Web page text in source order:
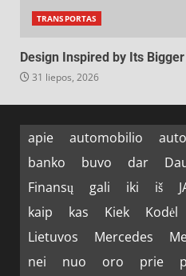
TRANSPORTAS
Design Inspired by Its
31 liepos, 2026
apie automobilio
banko
buvo dar
Finansų
gali iki iš
kaip
kas Kiek Kodėl
Lietuvos
Mercedes
nei
nuo oro prie